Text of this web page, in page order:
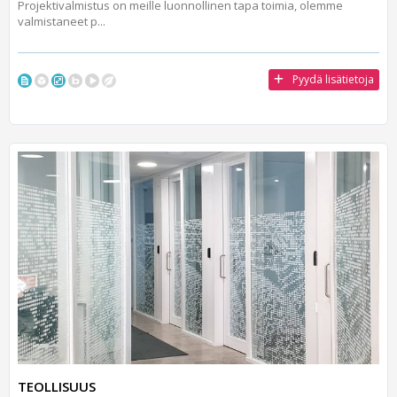
Projektivalmistus on meille luonnollinen tapa toimia, olemme
valmistaneet p...
Pyydä lisätietoja
TEOLLISUUS